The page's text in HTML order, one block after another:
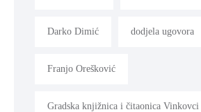
Darko Dimić dodjela ugovora
Franjo Orešković
Gradska knjižnica i čitaonica Vinkovci